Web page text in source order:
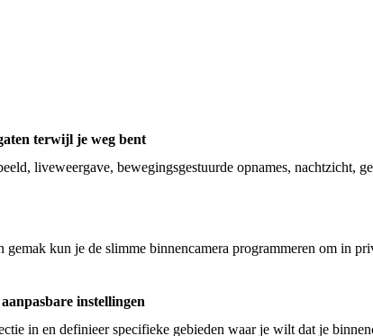
terwijl je weg bent
liveweergave, bewegingsgestuurde opnames, nachtzicht,
gemak kun je de slimme binnencamera programmeren om in
instellingen
in en definieer specifieke gebieden waar je wilt dat je